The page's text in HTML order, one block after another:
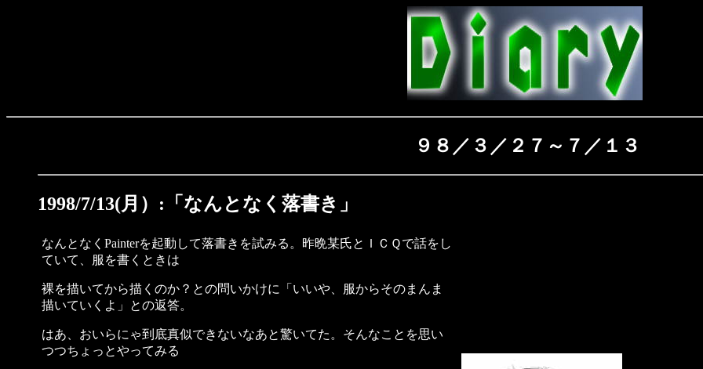
９８／３／２７～７／１３
1998/7/13(月）:「なんとなく落書き」
なんとなくPainterを起動して落書きを試みる。昨晩某氏とＩＣＱで話をし
ていて、服を書くときは
裸を描いてから描くのか？との問いかけに「いいや、服からそのまんま
描いていくよ」との返答。
はあ、おいらにゃ到底真似できないなあと驚いてた。そんなことを思い
つつちょっとやってみる